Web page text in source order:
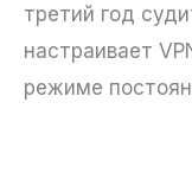
третий год
настраивает
режиме